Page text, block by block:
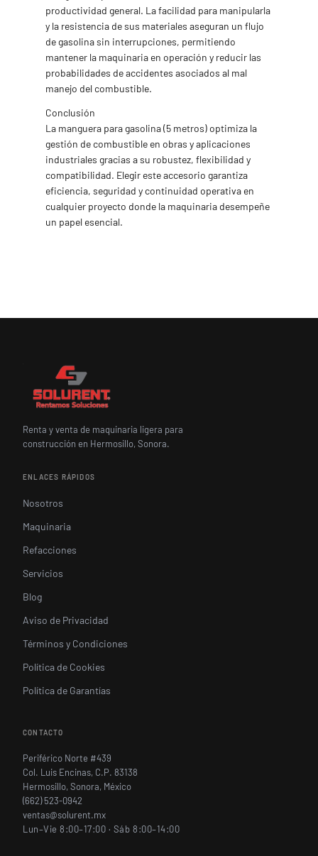
productividad general. La facilidad para manipularla
y la resistencia de sus materiales aseguran un flujo
de gasolina sin interrupciones, permitiendo
mantener la maquinaria en operación y reducir las
probabilidades de accidentes asociados al mal
manejo del combustible.
Conclusión
La manguera para gasolina (5 metros) optimiza la
gestión de combustible en obras y aplicaciones
industriales gracias a su robustez, flexibilidad y
compatibilidad. Elegir este accesorio garantiza
eficiencia, seguridad y continuidad operativa en
cualquier proyecto donde la maquinaria desempeñe
un papel esencial.
Renta y venta de maquinaria ligera para
construcción en Hermosillo, Sonora.
ENLACES RÁPIDOS
Nosotros
Maquinaria
Refacciones
Servicios
Blog
Aviso de Privacidad
Términos y Condiciones
Política de Cookies
Política de Garantías
CONTACTO
Periférico Norte #439
Col. Luis Encinas, C.P. 83138
Hermosillo, Sonora, México
(662) 523-0942
ventas@solurent.mx
Lun–Vie 8:00–17:00 · Sáb 8:00–14:00